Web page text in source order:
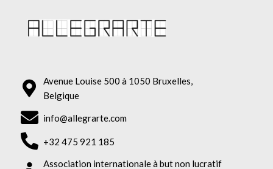
Avenue Louise 500 à 1050 Bruxelles,
Belgique
info@allegrarte.com
+32 475 921 185
Association internationale à but non lucratif